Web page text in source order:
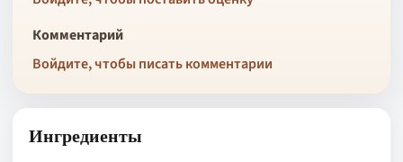
Комментарий
Войдите, чтобы писать комментарии
Ингредиенты